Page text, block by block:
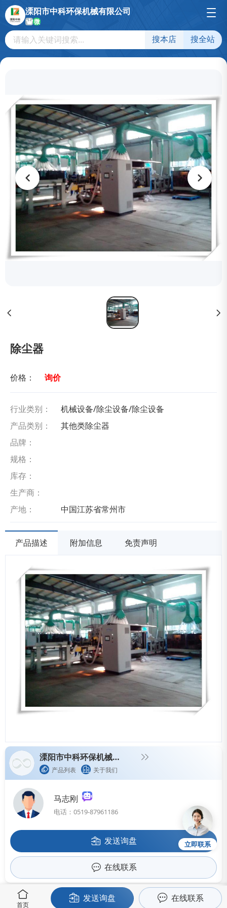
溧阳市中科环保机械有限公司
微
搜本店 搜全站
除尘器
价格： 询价
行业类别：
机械设备/除尘设备/除尘设备
产品类别：
其他类除尘器
品牌：
规格：
库存：
生产商：
产地：
中国江苏省常州市
发送询盘 在线联系
产品描述 附加信息 免责声明
溧阳市中科环保机械有限公司
产品列表 关于我们
马志刚
电话：0519-87961186
发送询盘
在线联系
立即联系
首页 产品与服务 联系方式 生意宝 我的